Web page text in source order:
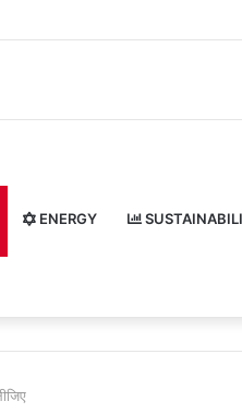
ENERGY